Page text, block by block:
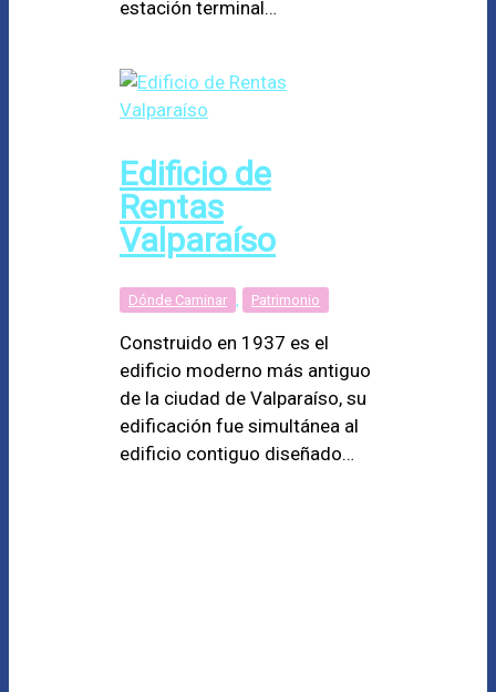
estación terminal…
Edificio de
Rentas
Valparaíso
Dónde Caminar Patrimonio
Construido en 1937 es el
edificio moderno más antiguo
de la ciudad de Valparaíso, su
edificación fue simultánea al
edificio contiguo diseñado…